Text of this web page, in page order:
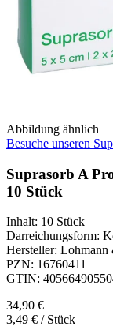
Abbildung ähnlich
Besuche unseren
Suprasorb A
10 Stück
Inhalt: 10 Stück
Darreichungsform:
Hersteller: Lohmann
PZN: 16760411
GTIN:
34,90 €
3,49 € / Stück